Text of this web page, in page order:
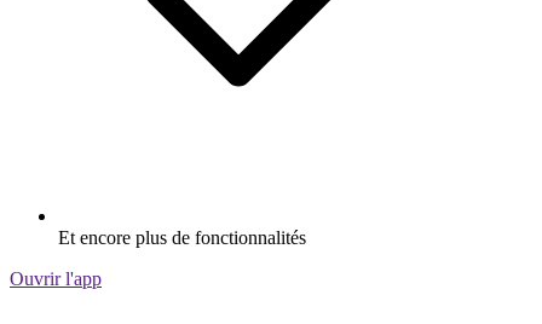
Et encore plus de fonctionnalités
Ouvrir l'app